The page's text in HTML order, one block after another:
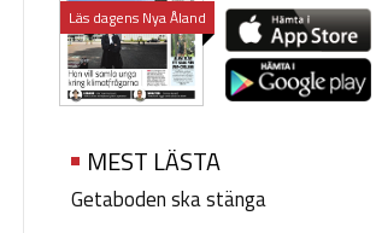
Läs dagens Nya Åland
MEST LÄSTA
Getaboden ska stänga